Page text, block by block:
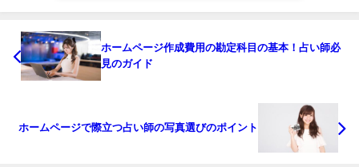
ホームページ作成費用の勘定科目の基本！占い師必
見のガイド
ホームページで際立つ占い師の写真選びのポイント